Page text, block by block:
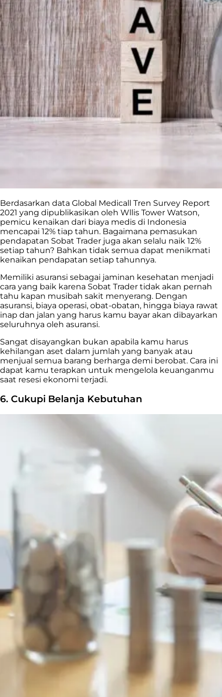
Berdasarkan data Global Medicall Tren Survey Report
2021 yang dipublikasikan oleh Wllis Tower Watson,
pemicu kenaikan dari biaya medis di Indonesia
mencapai 12% tiap tahun. Bagaimana pemasukan
pendapatan Sobat Trader juga akan selalu naik 12%
setiap tahun? Bahkan tidak semua dapat menikmati
kenaikan pendapatan setiap tahunnya.
Memiliki asuransi sebagai jaminan kesehatan menjadi
cara yang baik karena Sobat Trader tidak akan pernah
tahu kapan musibah sakit menyerang. Dengan
asuransi, biaya operasi, obat-obatan, hingga biaya rawat
inap dan jalan yang harus kamu bayar akan dibayarkan
seluruhnya oleh asuransi.
Sangat disayangkan bukan apabila kamu harus
kehilangan aset dalam jumlah yang banyak atau
menjual semua barang berharga demi berobat. Cara ini
dapat kamu terapkan untuk mengelola keuanganmu
saat resesi ekonomi terjadi.
6. Cukupi Belanja Kebutuhan